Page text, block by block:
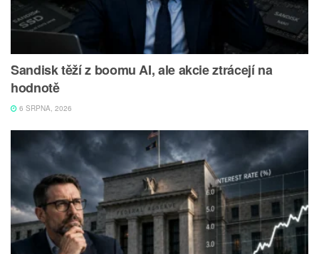
Sandisk těží z boomu AI, ale akcie ztrácejí na
hodnotě
6 SRPNA, 2026